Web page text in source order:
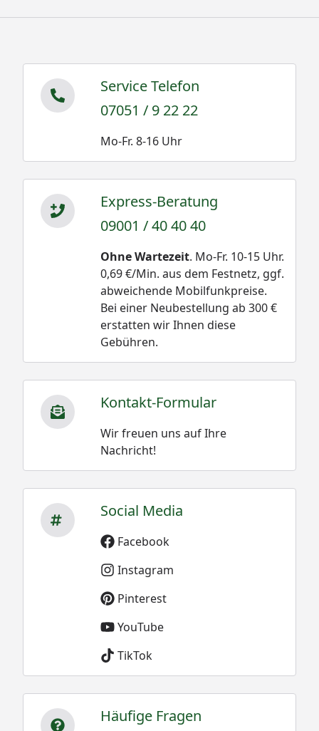
Service Telefon
07051 / 9 22 22
Mo-Fr. 8-16 Uhr
Express-Beratung
09001 / 40 40 40
Ohne Wartezeit. Mo-Fr. 10-15 Uhr.
0,69 €/Min. aus dem Festnetz, ggf.
abweichende Mobilfunkpreise.
Bei einer Neubestellung ab 300 €
erstatten wir Ihnen diese
Gebühren.
Kontakt-Formular
Wir freuen uns auf Ihre
Nachricht!
Social Media
Facebook
Instagram
Pinterest
YouTube
TikTok
Häufige Fragen